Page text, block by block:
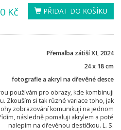
PŘIDAT DO KOŠÍKU
Kč
Přemalba zátiší XI, 2024
24 x 18 cm
fotografie a akryl na dřevěné desce
používám pro obrazy, kde kombinuji
Zkouším si tak různé variace toho, jak
zobrazování komunikují na jednom
následně pomaluji akrylem a poté
nalepím na dřevěnou destičkou. L. S.